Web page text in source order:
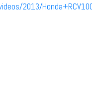
2013/